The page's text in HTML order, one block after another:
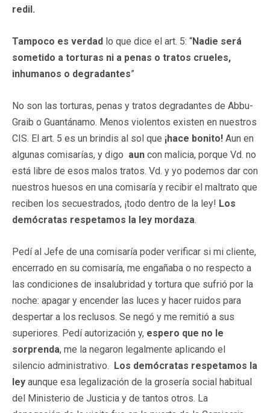
redil.
Tampoco es verdad lo que dice el art. 5: “Nadie será
sometido a torturas ni a penas o tratos crueles,
inhumanos o degradantes”
No son las torturas, penas y tratos degradantes de Abbu-
Graib o Guantánamo. Menos violentos existen en nuestros
CIS. El art. 5 es un brindis al sol que ¡hace bonito! Aun en
algunas comisarías, y digo aun con malicia, porque Vd. no
está libre de esos malos tratos. Vd. y yo podemos dar con
nuestros huesos en una comisaría y recibir el maltrato que
reciben los secuestrados, ¡todo dentro de la ley! Los
demócratas respetamos la ley mordaza.
Pedí al Jefe de una comisaría poder verificar si mi cliente,
encerrado en su comisaría, me engañaba o no respecto a
las condiciones de insalubridad y tortura que sufrió por la
noche: apagar y encender las luces y hacer ruidos para
despertar a los reclusos. Se negó y me remitió a sus
superiores. Pedí autorización y, espero que no le
sorprenda, me la negaron legalmente aplicando el
silencio administrativo. Los demócratas respetamos la
ley aunque esa legalización de la grosería social habitual
del Ministerio de Justicia y de tantos otros. La